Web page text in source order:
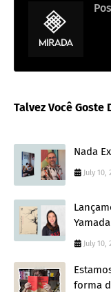
Talvez Você Goste
Nada
July 10,
Yamada
July 10,
forma